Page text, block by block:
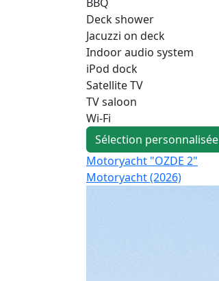
Deck shower
Jacuzzi on deck
Indoor audio system
iPod dock
Satellite TV
TV saloon
Wi-Fi
Sélection personnalisée
Motoryacht "OZDE 2"
Motoryacht (2026)